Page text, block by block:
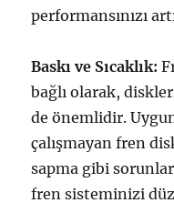
performansınızı
Baskı ve Sıcaklık:
bağlı olarak,
de önemlidir. Uygun
çalışmayan fren
sapma gibi
fren sisteminizi